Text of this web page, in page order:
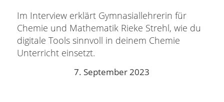
Im Interview erklärt Gymnasiallehrerin für
Chemie und Mathematik Rieke Strehl, wie du
digitale Tools sinnvoll in deinem Chemie
Unterricht einsetzt.
7. September 2023